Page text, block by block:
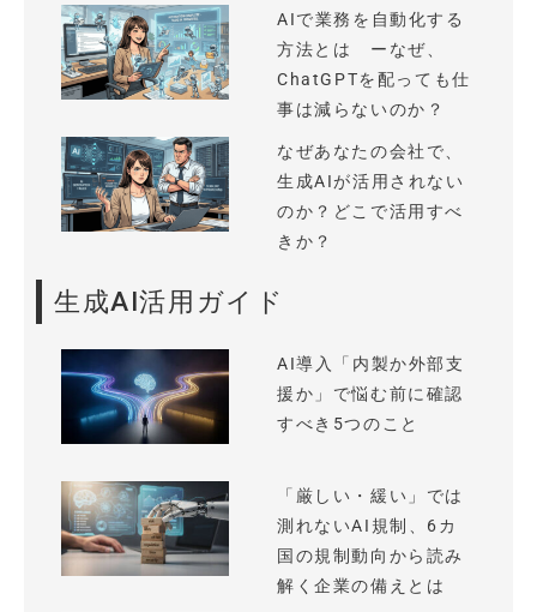
AIで業務を自動化する
方法とは ーなぜ、
ChatGPTを配っても仕
事は減らないのか？
なぜあなたの会社で、
生成AIが活用されない
のか？どこで活用すべ
きか？
生成AI活用ガイド
AI導入「内製か外部支
援か」で悩む前に確認
すべき5つのこと
「厳しい・緩い」では
測れないAI規制、6カ
国の規制動向から読み
解く企業の備えとは